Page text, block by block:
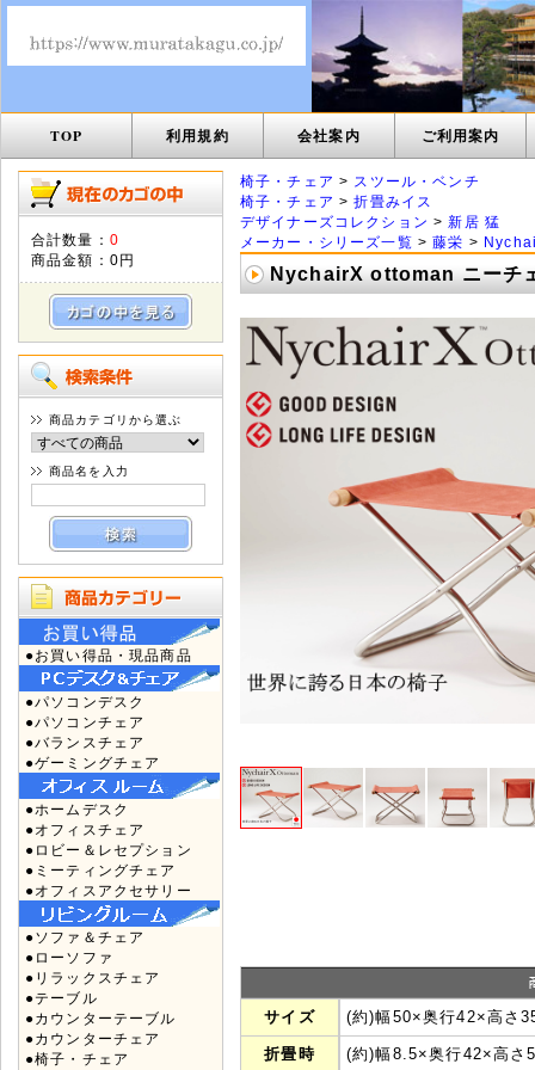
TOP 利用規約 会社案内 ご利用案内
合計数量： 0
商品金額： 0円
商品カテゴリから選ぶ
商品名を入力
●お買い得品・現品商品
●パソコンデスク
●パソコンチェア
●バランスチェア
●ゲーミングチェア
●ホームデスク
●オフィスチェア
●ロビー＆レセプション
●ミーティングチェア
●オフィスアクセサリー
●ソファ＆チェア
●ローソファ
●リラックスチェア
●テーブル
●カウンターテーブル
●カウンターチェア
●椅子・チェア
椅子・チェア > スツール・ベンチ
椅子・チェア >折畳みイス
デザイナーズコレクション >新居 猛
メーカー・シリーズ一覧 >藤栄 >
NychairX ottoman ニーチ
サイズ (約)幅50×奥行42×高さ
折畳時 (約)幅8.5×奥行42×高さ